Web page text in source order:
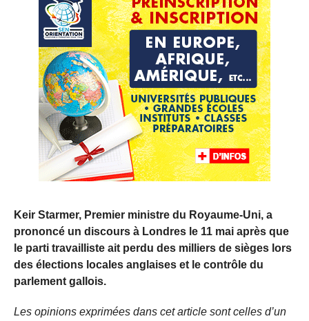
Keir Starmer, Premier ministre du Royaume-Uni, a
prononcé un discours à Londres le 11 mai après que
le parti travailliste ait perdu des milliers de sièges lors
des élections locales anglaises et le contrôle du
parlement gallois.
Les opinions exprimées dans cet article sont celles d’un